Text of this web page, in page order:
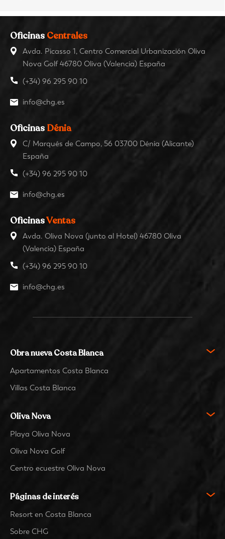
Oficinas Centrales
Avda. Picasso 1, Centro Comercial Urbanización Oliva
Nova Golf 46780 Oliva (Valencia) España
(+34) 96 295 90 10
info@chg.es
Oficinas Dénia
C/ Marqués de Campo, 56 03700 Dénia (Alicante)
España
(+34) 96 295 90 10
info@chg.es
OficinasVentas
Avda. Oliva Nova (junto al Hotel) 46780 Oliva
(Valencia) España
(+34) 96 295 90 10
info@chg.es
Obra nueva Costa Blanca
Apartamentos Costa Blanca
Villas Costa Blanca
Oliva Nova
Playa Oliva Nova
Oliva Nova Golf
Centro ecuestre Oliva Nova
Páginas de interés
Resort en Costa Blanca
Sobre CHG